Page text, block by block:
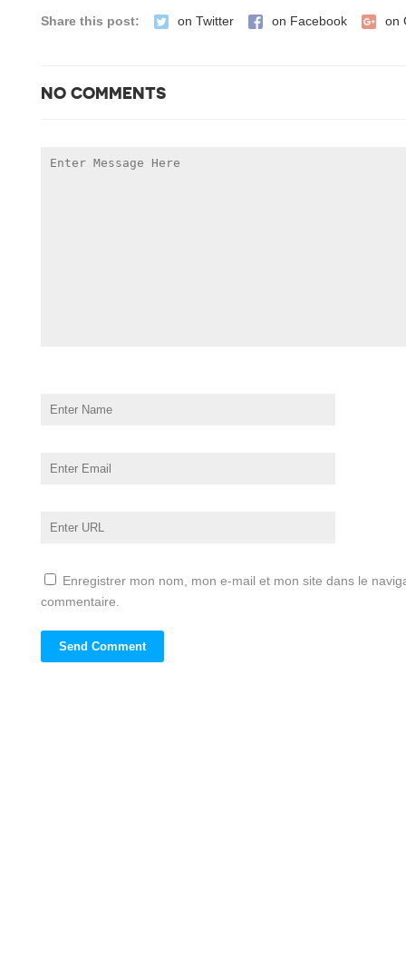
Share this post: on Twitter on Facebook on
NO COMMENTS
Enregistrer mon nom, mon e-mail et mon site dans le
commentaire.